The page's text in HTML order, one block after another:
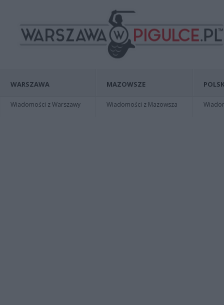
WARSZAWA
Wiadomości z Warszawy
MAZOWSZE
Wiadomości z Mazowsza